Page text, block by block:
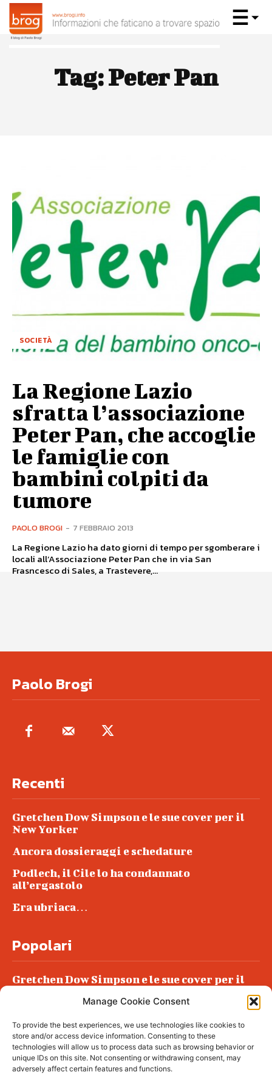
Manage Cookie Consent
To provide the best experiences, we use technologies like cookies to
store and/or access device information. Consenting to these
technologies will allow us to process data such as browsing behavior or
unique IDs on this site. Not consenting or withdrawing consent, may
adversely affect certain features and functions.
Tag:Peter Pan
SOCIETÀ
La Regione Lazio
sfratta l’associazione
Peter Pan, che accoglie
le famiglie con
bambini colpiti da
tumore
PAOLO BROGI - 7 FEBBRAIO 2013
La Regione Lazio ha dato giorni di tempo per sgomberare i
locali all’Associazione Peter Pan che in via San
Frasncesco di Sales, a Trastevere,...
Paolo Brogi
Recenti
Gretchen Dow Simpson e le sue cover per il
New Yorker
Ancora dossieraggi e schedature
Podlech, il Cile lo ha condannato
all’ergastolo
Era ubriaca…
Popolari
Gretchen Dow Simpson e le sue cover per il
Podlech, il Cile lo ha condannato
all’ergastolo
Era ubriaca…